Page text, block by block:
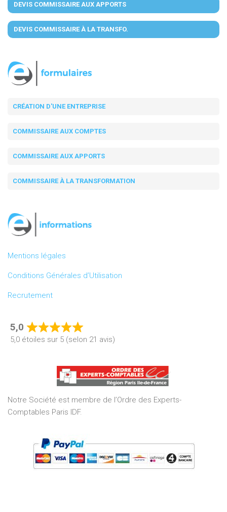
DEVIS COMMISSAIRE AUX APPORTS
DEVIS COMMISSAIRE À LA TRANSFO.
CRÉATION D'UNE ENTREPRISE
COMMISSAIRE AUX COMPTES
COMMISSAIRE AUX APPORTS
COMMISSAIRE À LA TRANSFORMATION
Mentions légales
Conditions Générales d’Utilisation
Recrutement
5,0
Rated
5,0
of
5
5,0 étoiles sur 5 (selon 21 avis)
Notre Société est membre de l’Ordre des Experts-
Comptables Paris IDF.